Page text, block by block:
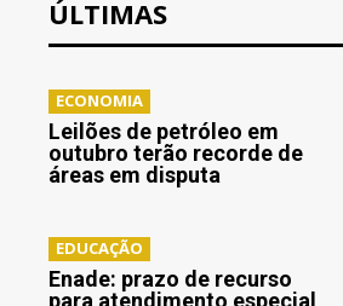
ÚLTIMAS
ECONOMIA
Leilões de petróleo em
outubro terão recorde de
áreas em disputa
EDUCAÇÃO
Enade: prazo de recurso